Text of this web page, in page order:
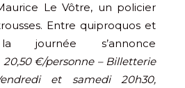
Le Vôtre, un policier
Entre quiproquos et
journée s’annonce
20,50 €/personne – Billetterie
et samedi 20h30,